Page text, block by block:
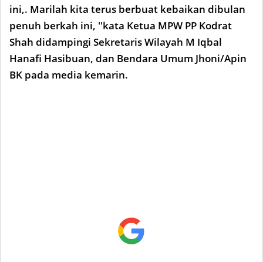
ini,. Marilah kita terus berbuat kebaikan dibulan
penuh berkah ini, ''kata Ketua MPW PP Kodrat
Shah didampingi Sekretaris Wilayah M Iqbal
Hanafi Hasibuan, dan Bendara Umum Jhoni/Apin
BK pada media kemarin.